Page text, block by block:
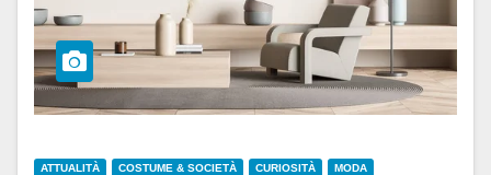
ATTUALITÀ COSTUME & SOCIETÀ CURIOSITÀ MODA